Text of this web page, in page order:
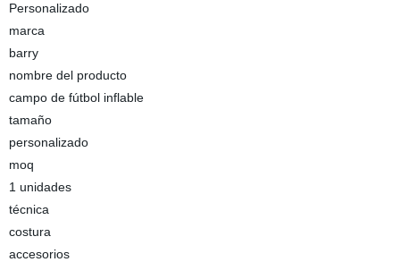
Personalizado
marca
barry
nombre del producto
campo de fútbol inflable
tamaño
personalizado
moq
1 unidades
técnica
costura
accesorios